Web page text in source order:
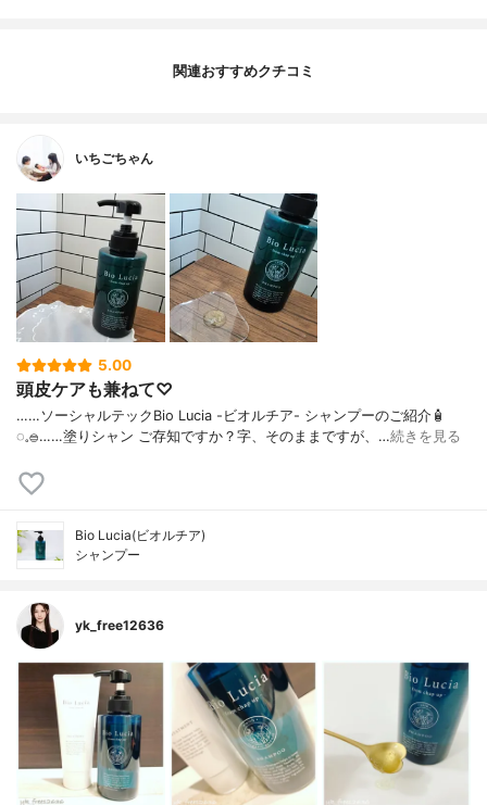
関連おすすめクチコミ
いちごちゃん
5.00
頭皮ケアも兼ねて♡
……⁡⁡⁡ソーシャルテックBio Lucia -ビオルチア- シャンプー⁡のご紹介🧴‎
◌𓈒𓐍⁡……⁡⁡⁡⁡塗りシャン ご存知ですか？⁡⁡⁡⁡字、そのままですが、…続きを見る
Bio Lucia(ビオルチア)
シャンプー
yk_free12636